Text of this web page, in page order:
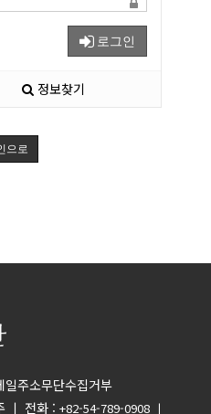
로그인
정보찾기
으로
일주소무단수집거부
ㅣ 전화 : +82-54-789-0908 ㅣ